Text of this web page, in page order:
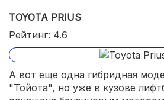
TOYOTA PRIUS
Рейтинг: 4.6
А вот еще одна гибридная
"Тойота", но уже в кузове